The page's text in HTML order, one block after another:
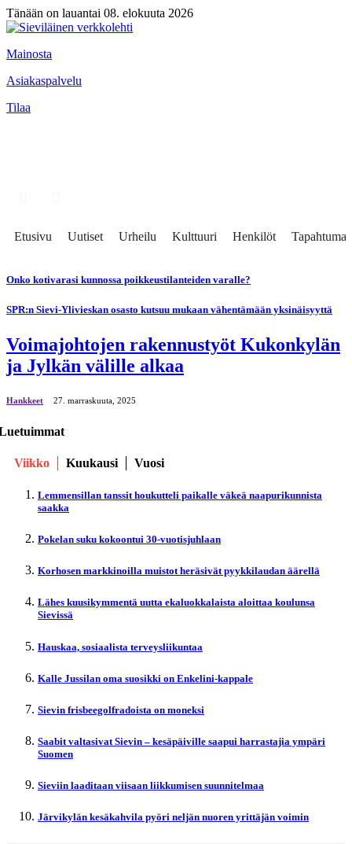
Tänään on lauantai 08. elokuuta 2026
Mainosta
Asiakaspalvelu
Tilaa
Etusivu Uutiset Urheilu Kulttuuri Henkilöt Tapahtumat
Onko kotivarasi kunnossa poikkeustilanteiden varalle?
SPR:n Sievi-Ylivieskan osasto kutsuu mukaan vähentämään yksinäisyyttä
Voimajohtojen rakennustyöt Kukonkylän
ja Jylkän välille alkaa
Hankkeet 27. marraskuuta, 2025
Viikko Kuukausi Vuosi
Lemmensillan tanssit houkutteli paikalle väkeä naapurikunnista
saakka
Pokelan suku kokoontui 30-vuotisjuhlaan
Korhosen markkinoilla muistot heräsivät pyykkilaudan äärellä
Lähes kuusikymmentä uutta ekaluokkalaista aloittaa koulunsa
Sievissä
Hauskaa, sosiaalista terveysliikuntaa
Kalle Jussilan oma suosikki on Enkelini-kappale
Sievin frisbeegolfradoista on moneksi
Saabit valtasivat Sievin – kesäpäiville saapui harrastajia ympäri
Suomen
Sieviin laaditaan viisaan liikkumisen suunnitelmaa
Järvikylän kesäkahvila pyöri neljän nuoren yrittäjän voimin